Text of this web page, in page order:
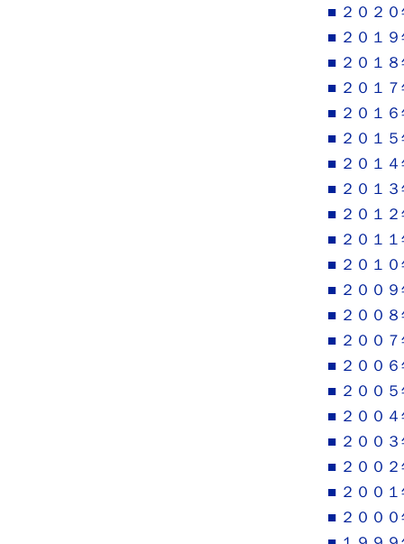
■ ２０２
■ ２０１
■ ２０１
■ ２０１
■ ２０１
■ ２０１
■ ２０１
■ ２０１
■ ２０１
■ ２０１
■ ２０１
■ ２００
■ ２００
■ ２００
■ ２００
■ ２００
■ ２００
■ ２００
■ ２００
■ ２００
■ ２００